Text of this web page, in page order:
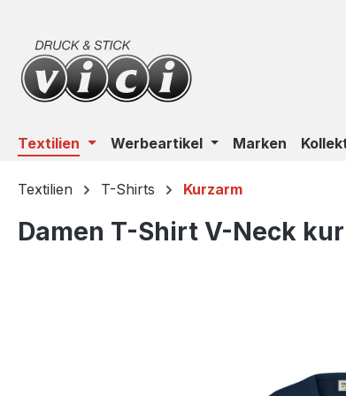
Textilien Werbeartikel Marken
Textilien T-Shirts Kurzarm
Damen T-Shirt V-Neck